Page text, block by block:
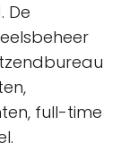
De
full-time